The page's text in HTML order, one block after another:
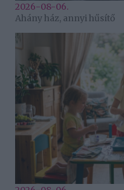
2026-08-06.
Ahány ház, annyi hűsítő